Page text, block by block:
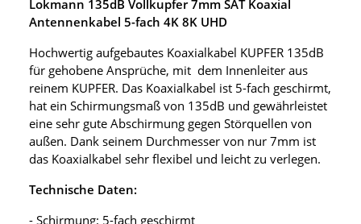
Lokmann 135dB Vollkupfer 7mm SAT Koaxial
Antennenkabel 5-fach 4K 8K UHD
Hochwertig aufgebautes Koaxialkabel KUPFER 135dB
für gehobene Ansprüche, mit dem Innenleiter aus
reinem KUPFER. Das Koaxialkabel ist 5-fach geschirmt,
hat ein Schirmungsmaß von 135dB und gewährleistet
eine sehr gute Abschirmung gegen Störquellen von
außen. Dank seinem Durchmesser von nur 7mm ist
das Koaxialkabel sehr flexibel und leicht zu verlegen.
Technische Daten:
- Schirmung: 5-fach geschirmt